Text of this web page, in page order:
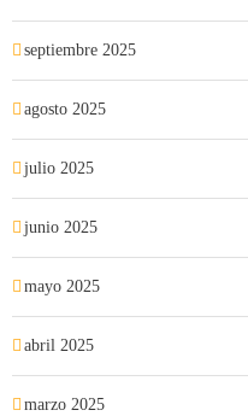
septiembre 2025
agosto 2025
julio 2025
junio 2025
mayo 2025
abril 2025
marzo 2025